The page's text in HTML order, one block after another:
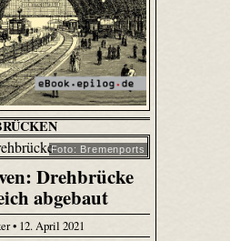
Foto: Bremenports
Drehbrücke
abgebaut
• 12. April 2021